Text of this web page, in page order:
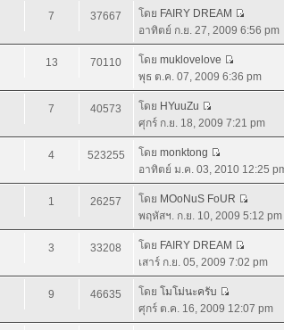
7 37667 โดย FAIRY DREAM
อาทิตย์ ก.ย. 27, 2009 6:56 pm
13 70110 โดย muklovelove
พุธ ต.ค. 07, 2009 6:36 pm
7 40573 โดย HYuuZu
ศุกร์ ก.ย. 18, 2009 7:21 pm
4 523255 โดย monktong
อาทิตย์ ม.ค. 03, 2010 12:25
1 26257 โดย MOoNuS FoUR
พฤหัสฯ. ก.ย. 10, 2009 5:12 pm
3 33208 โดย FAIRY DREAM
เสาร์ ก.ย. 05, 2009 7:02 pm
9 46635 โดย โมโม่นะครับ
ศุกร์ ต.ค. 16, 2009 12:07 pm